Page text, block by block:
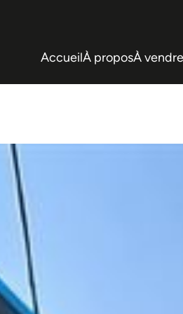
AccueilÀ proposÀ vendre